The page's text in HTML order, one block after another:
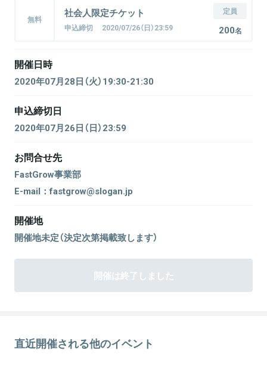
無料 社会人限定チケット
申込締切 2020/07/26（日）23:59
定員
200名
開催日時
2020年07月28日（火）19:30-21:30
申込締切日
2020年07月26日（日）23:59
お問合せ先
FastGrow事業部
E-mail：fastgrow@slogan.jp
開催地
開催地未定（決定次第掲載致します）
開催は終了しました
直近開催される他のイベント